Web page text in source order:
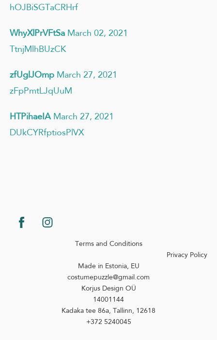
hOJBiSGTaCRHrf
WhyXlPrVFtSa March 02, 2021
TtnjMlhBUzCK
zfUglJOmp March 27, 2021
zFpPmtLJqUuM
HTPihaeIA March 27, 2021
DUkCYRfptiosPlVX
Terms and Conditions
Privacy Policy
Made in Estonia, EU
costumepuzzle@gmail.com
Korjus Design OÜ
14001144
Kadaka tee 86a, Tallinn, 12618
+372 5240045